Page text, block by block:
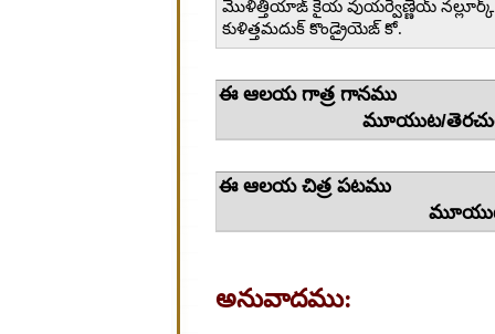
మొళిత్తియాఙ్ కైయ వుయర్వెణ్ణెయ్ నల్లూర్క్
కుళిత్తమదుక్ కొండ్రైయెఙ్ కో.
ఈ ఆలయ
మూయుట/
ఈ ఆలయ
మూయుట/
అనువాదము: